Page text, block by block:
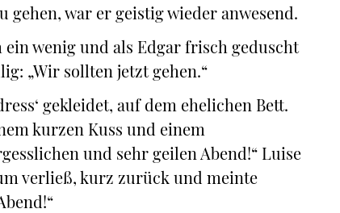
war er geistig wieder anwesend.
wenig und als Edgar frisch geduscht
„Wir sollten jetzt gehen.“
gekleidet, auf dem ehelichen Bett.
kurzen Kuss und einem
und sehr geilen Abend!“ Luise
verließ, kurz zurück und meinte